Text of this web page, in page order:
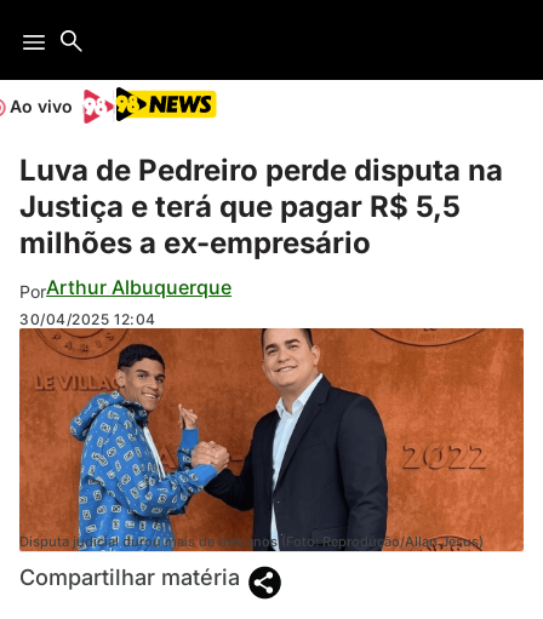
Ao vivo
Luva de Pedreiro perde disputa na
Justiça e terá que pagar R$ 5,5
milhões a ex-empresário
PorArthur Albuquerque
30/04/2025 12:04
Disputa judicial durou mais de três anos (Foto: Reprodução/Allan Jesus)
Compartilhar matéria